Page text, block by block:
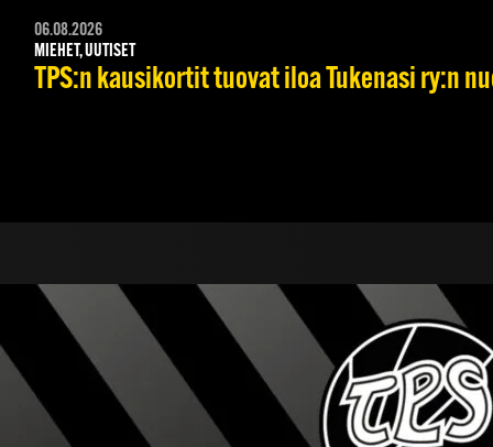
06.08.2026
MIEHET, UUTISET
TPS:n kausikortit tuovat iloa Tukenasi ry:n